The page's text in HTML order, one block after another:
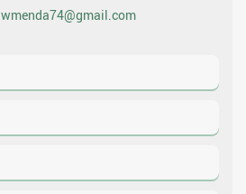
wmenda74@gmail.com